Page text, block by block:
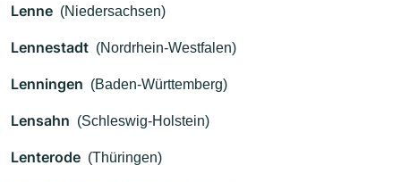
Lenne (Niedersachsen)
Lennestadt (Nordrhein-Westfalen)
Lenningen (Baden-Württemberg)
Lensahn (Schleswig-Holstein)
Lenterode (Thüringen)